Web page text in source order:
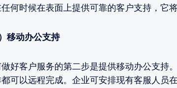
何时候在表面上提供可靠的客户支持，它
移动办公支持
好客户服务的第二步是提供移动办公支持
可以远程完成。企业可安排现有客服人员